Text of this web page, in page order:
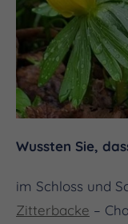
Wussten Sie,
im Schloss und
Zitterbacke –